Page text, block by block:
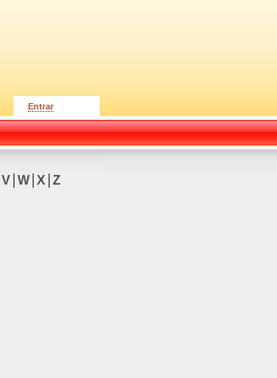
Entrar
V W X Z